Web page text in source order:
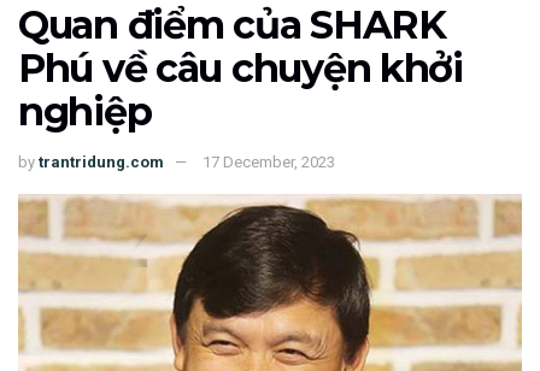
Quan điểm của SHARK
Phú về câu chuyện khởi
nghiệp
by trantridung.com 17 December, 2023